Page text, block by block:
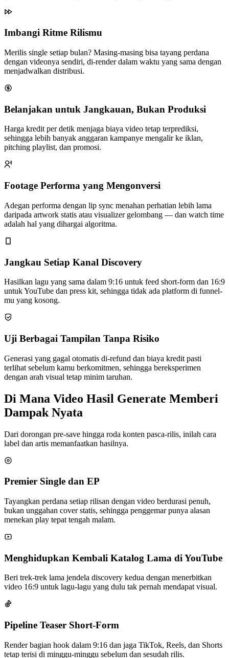
Imbangi Ritme Rilismu
Merilis single setiap bulan? Masing-masing bisa tayang perdana
dengan videonya sendiri, di-render dalam waktu yang sama dengan
menjadwalkan distribusi.
Belanjakan untuk Jangkauan, Bukan Produksi
Harga kredit per detik menjaga biaya video tetap terprediksi,
sehingga lebih banyak anggaran kampanye mengalir ke iklan,
pitching playlist, dan promosi.
Footage Performa yang Mengonversi
Adegan performa dengan lip sync menahan perhatian lebih lama
daripada artwork statis atau visualizer gelombang — dan watch time
adalah hal yang dihargai algoritma.
Jangkau Setiap Kanal Discovery
Hasilkan lagu yang sama dalam 9:16 untuk feed short-form dan 16:9
untuk YouTube dan press kit, sehingga tidak ada platform di funnel-
mu yang kosong.
Uji Berbagai Tampilan Tanpa Risiko
Generasi yang gagal otomatis di-refund dan biaya kredit pasti
terlihat sebelum kamu berkomitmen, sehingga bereksperimen
dengan arah visual tetap minim taruhan.
Di Mana Video Hasil Generate Memberi
Dampak Nyata
Dari dorongan pre-save hingga roda konten pasca-rilis, inilah cara
label dan artis memanfaatkan hasilnya.
Premier Single dan EP
Tayangkan perdana setiap rilisan dengan video berdurasi penuh,
bukan unggahan cover statis, sehingga penggemar punya alasan
menekan play tepat tengah malam.
Menghidupkan Kembali Katalog Lama di YouTube
Beri trek-trek lama jendela discovery kedua dengan menerbitkan
video 16:9 untuk lagu-lagu yang dulu tak pernah mendapat visual.
Pipeline Teaser Short-Form
Render bagian hook dalam 9:16 dan jaga TikTok, Reels, dan Shorts
tetap terisi di minggu-minggu sebelum dan sesudah rilis.